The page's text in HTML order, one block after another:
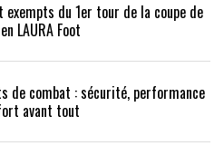
du 1er tour de la coupe de
LAURA Foot
de combat : sécurité, performance
avant tout